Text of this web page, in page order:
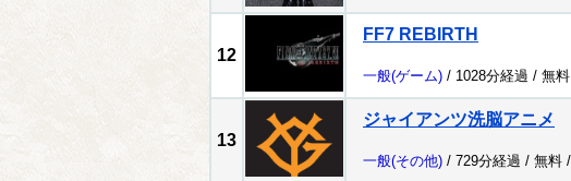
12
FF7 REBIRTH
一般(ゲーム) / 1028分経過 / 無料
13
ジャイアンツ洗脳アニメ
一般(その他) / 729分経過 / 無料 /